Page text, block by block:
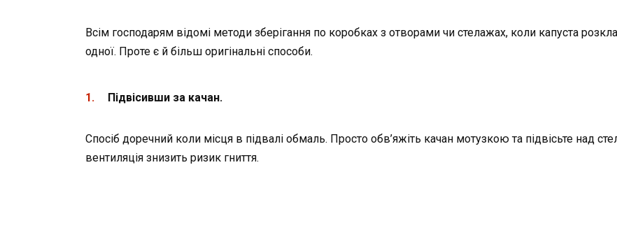
Всім господарям відомі методи зберігання по коробках з отворами чи стелажах, коли капуста
одної. Проте є й більш оригінальні способи.
Підвісивши за качан.
Спосіб доречний коли місця в підвалі обмаль. Просто обв’яжіть качан мотузкою та підвісьте над
вентиляція знизить ризик гниття.